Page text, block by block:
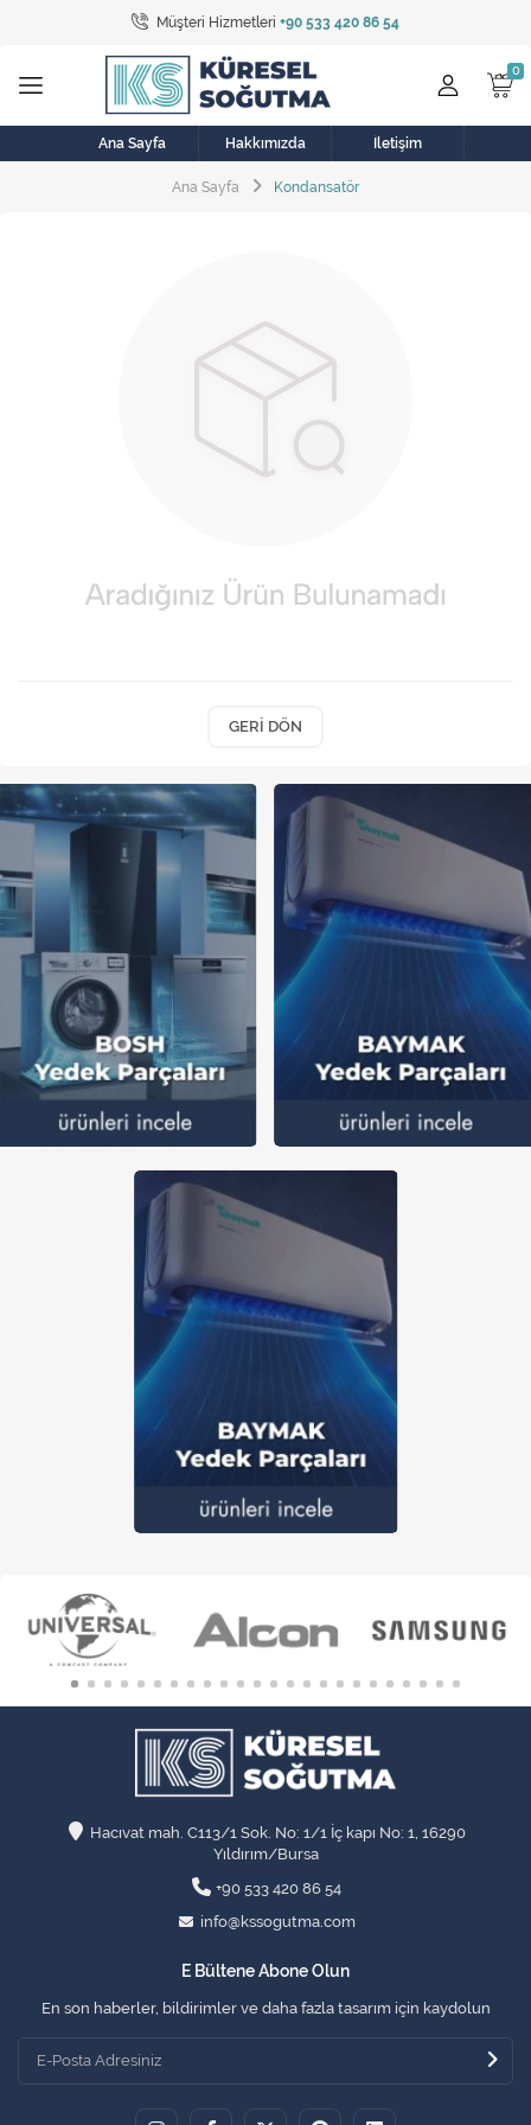
Müşteri Hizmetleri +90 533 420 86 54
Tüm Kategoriler
Bulaşık Makinesi
Buzdolabı
Çamaşır Kurutma Makinesi
Elektrikli Aksamlar
Elektrikli Süpürge
Fan
Klima
Musluk
Soğutma Sistemleri
Şofben ve Termosifon
Ana Sayfa Hakkımızda İletişim
Ana Sayfa Kondansatör
GERI DÖN
Hacıvat mah. C113/1 Sok. No: 1/1 İç kapı No: 1, 16290
Yıldırım/Bursa
+90 533 420 86 54
info@kssogutma.com
E Bültene Abone Olun
En son haberler, bildirimler ve daha fazla tasarım için kaydolun